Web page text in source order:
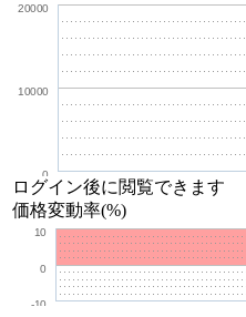
0
10000
20000
ログイン後に閲覧できます
価格変動率(%)
-10
0
10